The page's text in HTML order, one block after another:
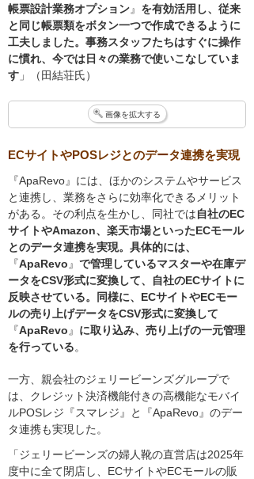
帳票設計業務オプション』 を有効活用し、従来
と同じ帳票類をボタン一つで作成できるように
工夫しました。事務スタッフたちはすぐに操作
に慣れ、今では日々の業務で使いこなしていま
す 」（田結荘氏）
画像を拡大する
ECサイトやPOSレジとのデータ連携を実現
『ApaRevo』には、ほかのシステムやサービス
と連携し、業務をさらに効率化できるメリット
がある。その利点を生かし、同社では自社のEC
サイトやAmazon、楽天市場といったECモール
とのデータ連携を実現。具体的には、
『ApaRevo 』 で管理しているマスターや在庫デ
ータをCSV形式に変換して、自社のECサイトに
反映させている。同様に、ECサイトやECモー
ルの売り上げデータをCSV形式に変換して
『ApaRevo 』 に取り込み、売り上げの一元管理
を行っている。
一方、親会社のジェリービーンズグループで
は、クレジット決済機能付きの高機能なモバイ
ルPOSレジ『スマレジ』と『ApaRevo』のデー
タ連携も実現した。
「ジェリービーンズの婦人靴の直営店は2025年
度中に全て閉店し、ECサイトやECモールの販